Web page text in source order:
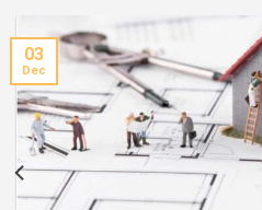
03
Dec